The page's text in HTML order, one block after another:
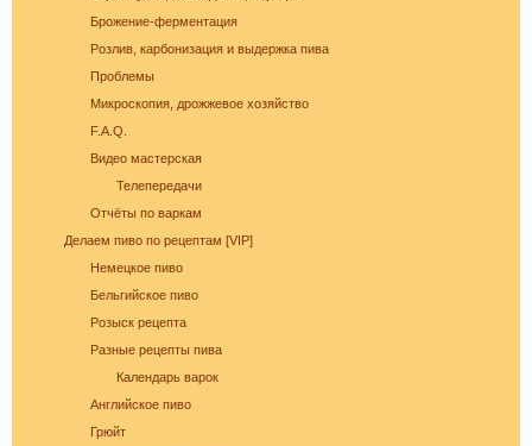
Пиво богато антиоксидантами, которые
приходят из хмеля и солода, из которых оно
состоит. Эти антиоксиданты предотвратят рак.
Пиво содержит витамин В, который помогает
мышечный тонус, борется с заболеваниями
Брожение-ферментация
Розлив, карбонизация и выдержка пива
Проблемы
Микроскопия, дрожжевое хозяйство
F.A.Q.
Видео мастерская
Телепередачи
Отчёты по варкам
Делаем пиво по рецептам [VIP]
Немецкое пиво
Бельгийское пиво
Розыск рецепта
Разные рецепты пива
Календарь варок
Английское пиво
Грюйт